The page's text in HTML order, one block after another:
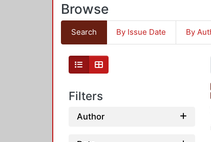
Browse
Search By Issue Date By
Filters
Author